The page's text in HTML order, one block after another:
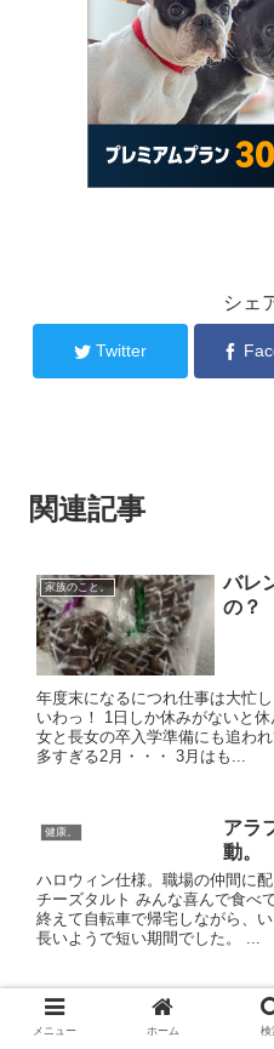
シェ
Twitter
関連記事
家族のこと。
バレ
の？
年度末になるにつれ仕事は大忙
いわっ！ 1日しか休みがないと
女と長女の卒入学準備にも追わ
多すぎる2月・・・ 3月はも...
健康。
アラ
動。
ハロウィン仕様。職場の仲間に
チーズタルト みんな喜んで食べ
終えて自転車で帰宅しながら、
長いようで短い期間でした。 ...
おすすめの物
6月
却。
メニュー ホーム 検